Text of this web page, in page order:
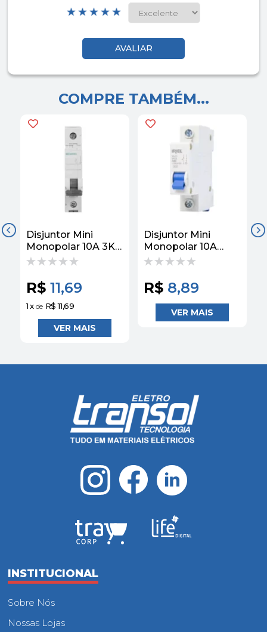
COMPRE TAMBÉM...
Disjuntor Mini
Monopolar 10A 3KA
Curva B Siemens
Siemens
R$ 11,69
1x de R$ 11,69
Disjuntor Mini
Monopolar 10A
220/380VCA Curva
Siemens
R$ 8,89
INSTITUCIONAL
Sobre Nós
Nossas Lojas